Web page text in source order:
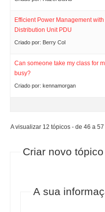
Efficient Power Management
Distribution Unit PDU
Criado por: Berry Col
Can someone take my class for
busy?
Criado por: kennamorgan
A visualizar 12 tópicos - de 46 a
Criar novo
A sua